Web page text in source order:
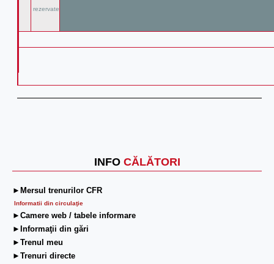
INFO CĂLĂTORI
►Mersul trenurilor CFR
Informatii din circulaţie
►Camere web / tabele informare
►Informaţii din gări
►Trenul meu
►Trenuri directe
rezervate